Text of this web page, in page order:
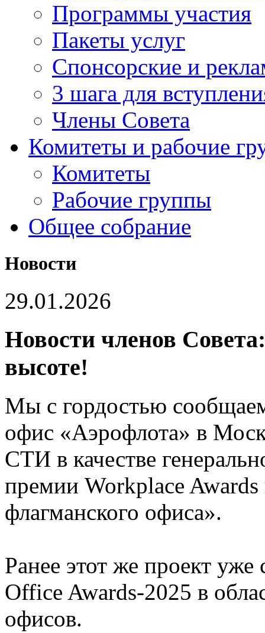
Программы участия
Пакеты услуг
Спонсорские и
3 шага для
Члены Совета
Комитеты и рабочие
Комитеты
Рабочие группы
Общее собрание
Новости
29.01.2026
Новости членов
высоте!
Мы с гордостью
офис «Аэрофлота» в
СТИ в качестве
премии Workplace
флагманского офиса».
Ранее этот же проект
Office Awards-2025 в
офисов.